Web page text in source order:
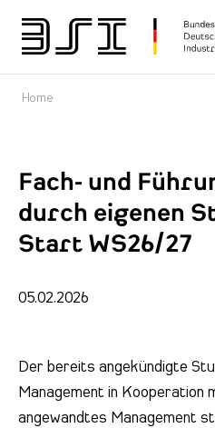
Home
Fach- und
durch eigenen
Start WS26/27
05.02.2026
Der bereits angekündigte
Management in Kooperation
angewandtes Management